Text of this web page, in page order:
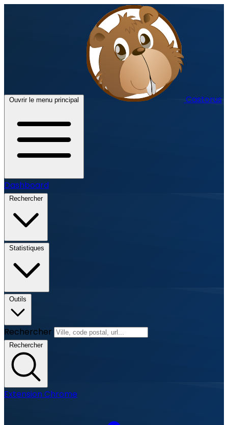
Ouvrir le menu principal Castorus
Dashboard
Rechercher
Statistiques
Outils
Rechercher
Rechercher
Extension Chrome